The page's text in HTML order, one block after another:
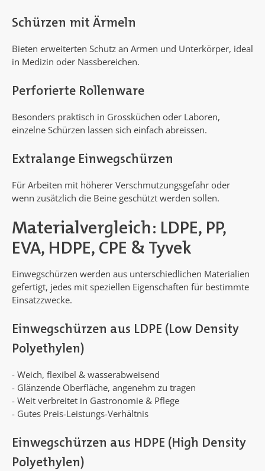
Schürzen mit Ärmeln
Bieten erweiterten Schutz an Armen und Unterkörper, ideal
in Medizin oder Nassbereichen.
Perforierte Rollenware
Besonders praktisch in Grossküchen oder Laboren,
einzelne Schürzen lassen sich einfach abreissen.
Extralange Einwegschürzen
Für Arbeiten mit höherer Verschmutzungsgefahr oder
wenn zusätzlich die Beine geschützt werden sollen.
Materialvergleich: LDPE, PP,
EVA, HDPE, CPE & Tyvek
Einwegschürzen werden aus unterschiedlichen Materialien
gefertigt, jedes mit speziellen Eigenschaften für bestimmte
Einsatzzwecke.
Einwegschürzen aus LDPE (Low Density
Polyethylen)
- Weich, flexibel & wasserabweisend
- Glänzende Oberfläche, angenehm zu tragen
- Weit verbreitet in Gastronomie & Pflege
- Gutes Preis-Leistungs-Verhältnis
Einwegschürzen aus HDPE (High Density
Polyethylen)